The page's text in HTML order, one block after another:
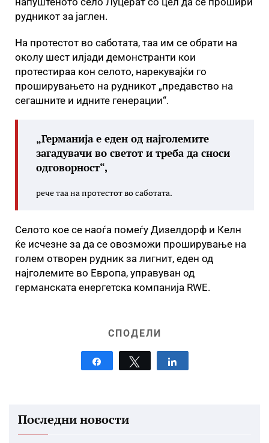
рудникот за јаглен.
На протестот во саботата, таа им се обрати на
околу шест илјади демонстранти кои
протестираа кон селото, нарекувајќи го
проширувањето на рудникот „предавство на
сегашните и идните генерации“.
„Германија е еден од најголемите
загадувачи во светот и треба да сноси
одговорност“,
рече таа на протестот во саботата.
Селото кое се наоѓа помеѓу Дизелдорф и Келн
ќе исчезне за да се овозможи проширување на
голем отворен рудник за лигнит, еден од
најголемите во Европа, управуван од
германската енергетска компанија RWE.
СПОДЕЛИ
Share Tweet
Последни новости